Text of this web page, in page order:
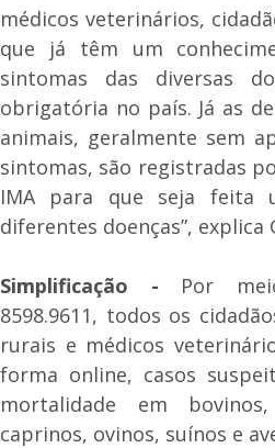
médicos veterinários,
que já têm um
sintomas das diversas
obrigatória no país. Já as
animais, geralmente sem
sintomas, são registradas
IMA para que seja feita
diferentes doenças”, explica
Simplificação - Por
8598.9611, todos os
rurais e médicos
forma online, casos
mortalidade em
caprinos, ovinos, suínos e